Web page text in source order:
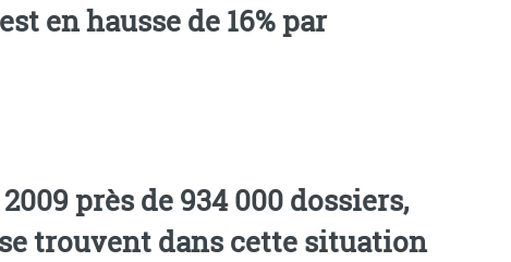
en hausse de 16% par
près de 934 000 dossiers,
trouvent dans cette situation